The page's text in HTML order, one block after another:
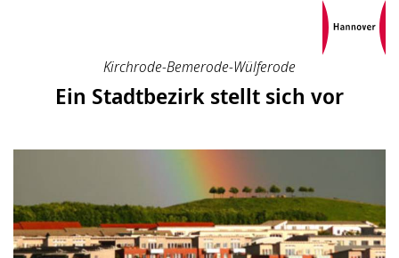
Kirchrode-Bemerode-Wülferode
Ein Stadtbezirk stellt sich vor